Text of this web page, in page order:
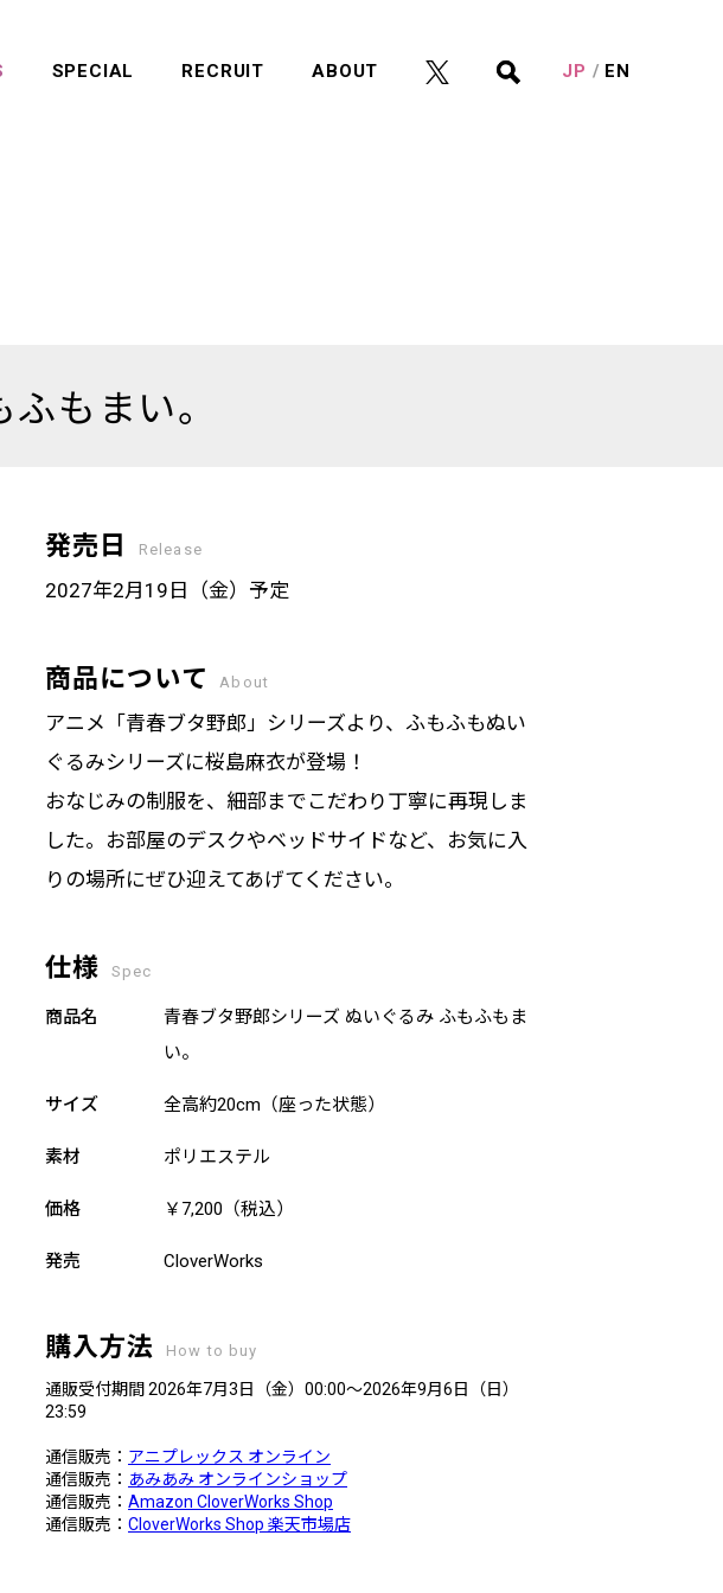
SPECIAL RECRUIT ABOUT JP EN
もまい。
発売日 Release
2027年2月19日（金）予定
商品について About
アニメ「青春ブタ野郎」シリーズより、ふもふもぬい
ぐるみシリーズに桜島麻衣が登場！
おなじみの制服を、細部までこだわり丁寧に再現しま
した。お部屋のデスクやベッドサイドなど、お気に入
りの場所にぜひ迎えてあげてください。
仕様 Spec
商品名
青春ブタ野郎シリーズ ぬいぐるみ ふもふもま
い。
サイズ 全高約20cm（座った状態）
素材 ポリエステル
価格 ￥7,200（税込）
発売 CloverWorks
購入方法 How to buy
通販受付期間 2026年7月3日（金）00:00～2026年9月6日（日）
23:59
通信販売： アニプレックス オンライン
通信販売： あみあみ オンラインショップ
通信販売： Amazon CloverWorks Shop
通信販売： CloverWorks Shop 楽天市場店